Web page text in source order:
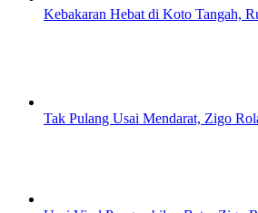
Kebakaran Hebat di Koto Tangah,
Tak Pulang Usai Mendarat, Zigo